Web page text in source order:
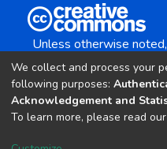
Unless otherwise
Creative
We collect and process your
following purposes:
Acknowledgement and
To learn more, please read our